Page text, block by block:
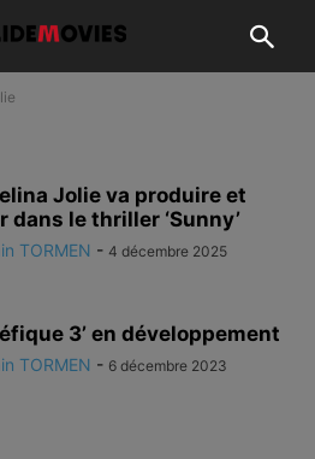
Jolie va produire et
dans le thriller ‘Sunny’
TORMEN - 4 décembre 2025
3’ en développement
TORMEN - 6 décembre 2023